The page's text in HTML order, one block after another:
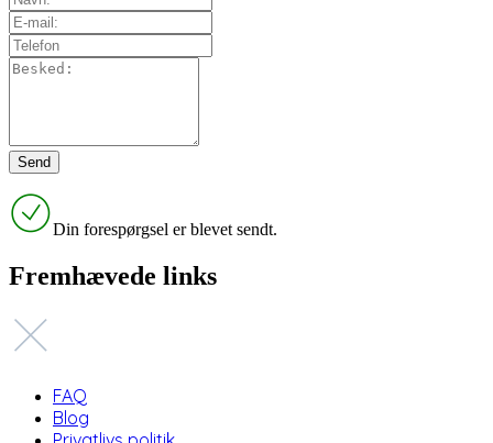
Din forespørgsel er blevet sendt.
Fremhævede links
FAQ
Blog